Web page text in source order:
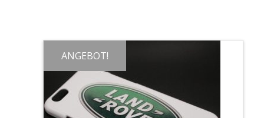
ANGEBOT!